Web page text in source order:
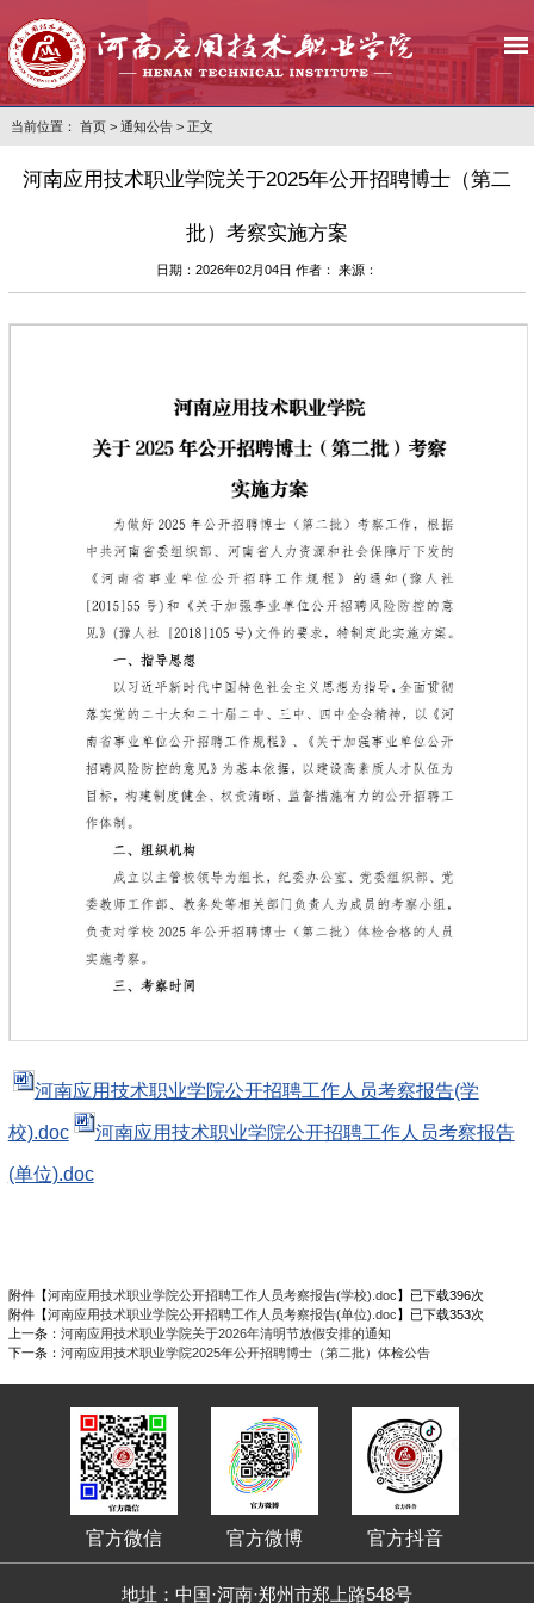
当前位置： 首页> 通知公告> 正文
河南应用技术职业学院关于2025年公开招聘博士（第二
批）考察实施方案
日期：2026年02月04日 作者： 来源：
第 1 页
河南应用技术职业学院公开招聘工作人员考察报告(学
校).doc 河南应用技术职业学院公开招聘工作人员考察报告
(单位).doc
附件【河南应用技术职业学院公开招聘工作人员考察报告(学校).doc】已下载396次
附件【河南应用技术职业学院公开招聘工作人员考察报告(单位).doc】已下载353次
上一条： 河南应用技术职业学院关于2026年清明节放假安排的通知
下一条： 河南应用技术职业学院2025年公开招聘博士（第二批）体检公告
官方微信 官方微博 官方抖音
地址：中国·河南·郑州市郑上路548号